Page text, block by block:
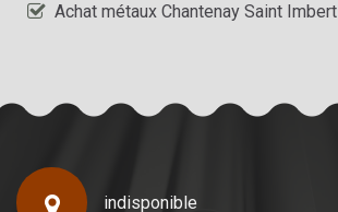
Achat métaux Chantenay Saint Imbert
indisponible